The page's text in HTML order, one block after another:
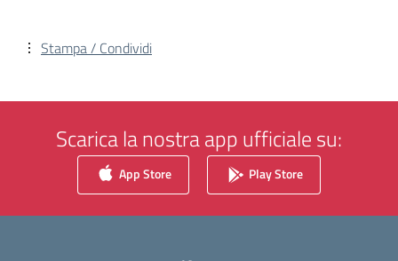
Stampa / Condividi
Scarica la nostra app ufficiale su:
App Store Play Store